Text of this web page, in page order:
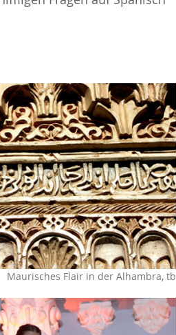
Maurisches Flair in der Alhambra, tb